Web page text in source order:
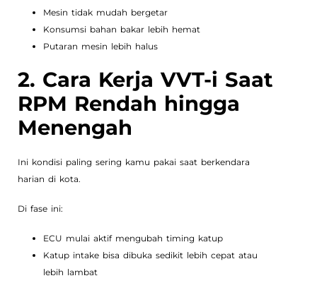
Mesin tidak mudah bergetar
Konsumsi bahan bakar lebih hemat
Putaran mesin lebih halus
2. Cara Kerja VVT-i Saat
RPM Rendah hingga
Menengah
Ini kondisi paling sering kamu pakai saat berkendara
harian di kota.
Di fase ini:
ECU mulai aktif mengubah timing katup
Katup intake bisa dibuka sedikit lebih cepat atau
lebih lambat